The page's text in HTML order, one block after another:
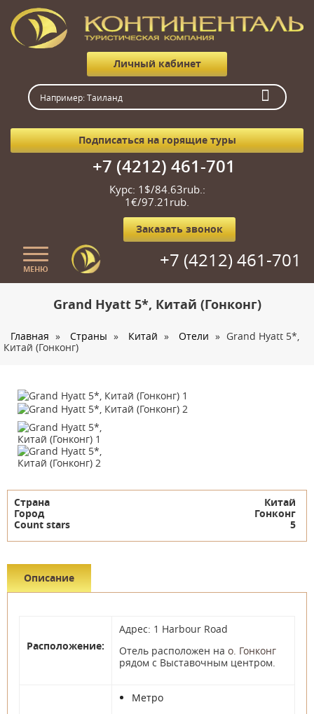
Личный кабинет
Подписаться на горящие туры
+7 (4212) 461-701
Курс: 1$/84.63rub.:
1€/97.21rub.
Заказать звонок
МЕНЮ +7 (4212) 461-701
Страны
Туристам
Корпоративное обслуживание
Новости
Контакты
Grand Hyatt 5*, Китай (Гонконг)
Главная » Страны » Китай » Отели » Grand Hyatt 5*,
Китай (Гонконг)
Страна
Китай
Город
Гонконг
Count stars
5
Описание
Расположение:
Адрес: 1 Harbour Road
Отель расположен на о. Гонконг
рядом с Выставочным центром.
Метро